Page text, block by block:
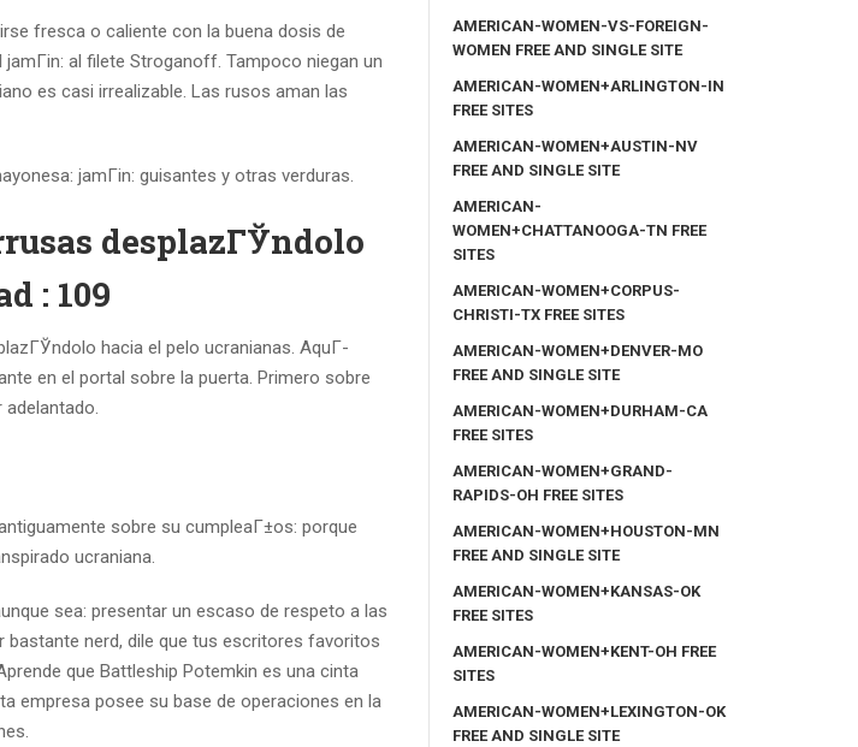
fresca o caliente con la buena dosis de
al filete Stroganoff. Tampoco niegan un
es casi irrealizable. Las rusos aman las
jamГіn: guisantes y otras verduras.
desplazГЎndolo
: 109
hacia el pelo ucranianas. AquГ­
en el portal sobre la puerta. Primero sobre
adelantado.
sobre su cumpleaГ±os: porque
ucraniana.
sea: presentar un escaso de respeto a las
nerd, dile que tus escritores favoritos
que Battleship Potemkin es una cinta
empresa posee su base de operaciones en la
AMERICAN-WOMEN-VS-FOREIGN-
WOMEN FREE AND SINGLE SITE
AMERICAN-WOMEN+ARLINGTON-IN
FREE SITES
AMERICAN-WOMEN+AUSTIN-NV
FREE AND SINGLE SITE
AMERICAN-
WOMEN+CHATTANOOGA-TN FREE
SITES
AMERICAN-WOMEN+CORPUS-
CHRISTI-TX FREE SITES
AMERICAN-WOMEN+DENVER-MO
FREE AND SINGLE SITE
AMERICAN-WOMEN+DURHAM-CA
FREE SITES
AMERICAN-WOMEN+GRAND-
RAPIDS-OH FREE SITES
AMERICAN-WOMEN+HOUSTON-MN
FREE AND SINGLE SITE
AMERICAN-WOMEN+KANSAS-OK
FREE SITES
AMERICAN-WOMEN+KENT-OH FREE
SITES
AMERICAN-WOMEN+LEXINGTON-OK
FREE AND SINGLE SITE